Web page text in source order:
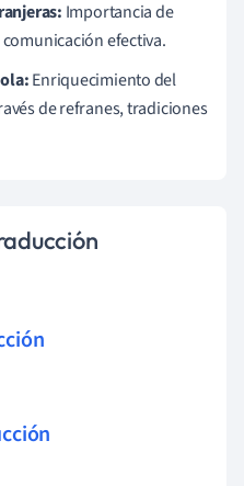
Importancia de
efectiva.
Enriquecimiento del
de refranes, tradiciones